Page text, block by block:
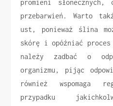
promieni słonecznych,
przebarwień. Warto
ust, ponieważ ślina
skórę i opóźniać
należy zadbać o
organizmu, pijąc
również wspomaga
przypadku